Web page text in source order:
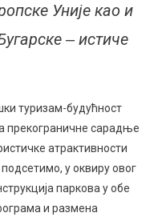
Уније као и
‒ истиче
туризам-будућност
прекограничне сарадње
атрактивности
у оквиру овог
паркова у обе
и размена